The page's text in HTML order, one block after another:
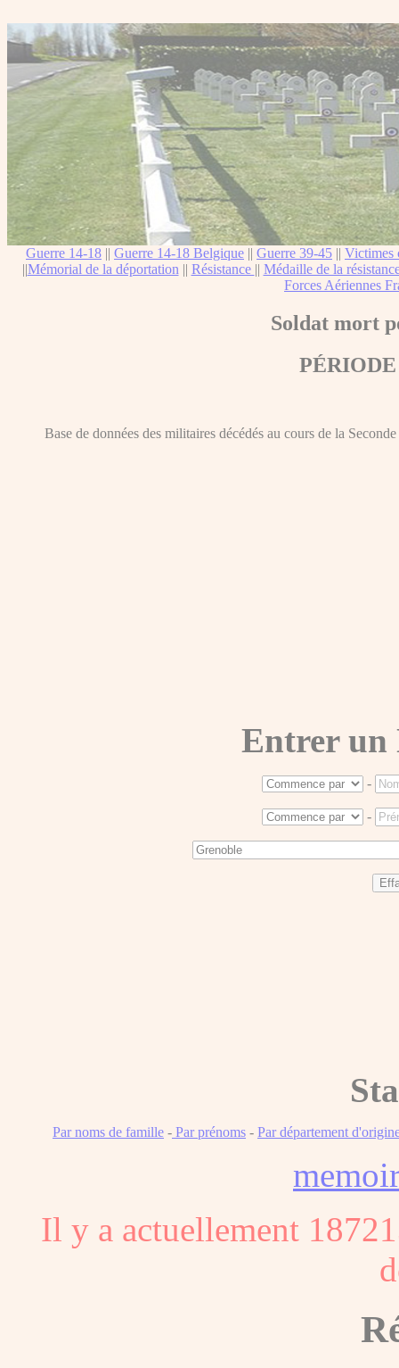
Guerre 14-18 || Guerre 14-18 Belgique || Guerre 39-45 || Victimes
||Mémorial de la déportation || Résistance || Médaille de la
Forces Aériennes
Soldat mort
Base de données des militaires décédés au cours de la
Entrer un
-
-
Par noms de famille - Par prénoms - Par département
Il y a actuellement